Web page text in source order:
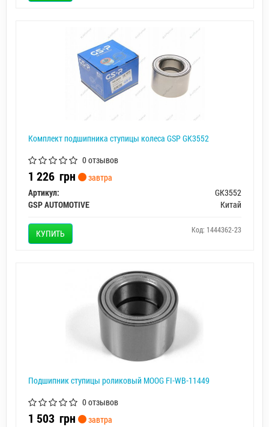
Комплект подшипника ступицы колеса GSP GK3552
0 отзывов
1 226 грн
завтра
Артикул:
GK3552
GSP AUTOMOTIVE
Китай
КУПИТЬ Код: 1444362-23
Подшипник ступицы роликовый MOOG FI-WB-11449
0 отзывов
1 503 грн
завтра